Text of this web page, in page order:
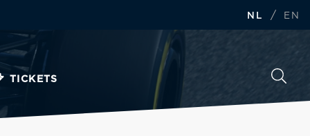
NL / EN
TICKETS